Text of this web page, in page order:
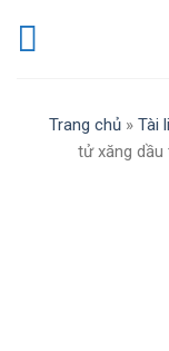
Trang chủ» Tài
tử xăng